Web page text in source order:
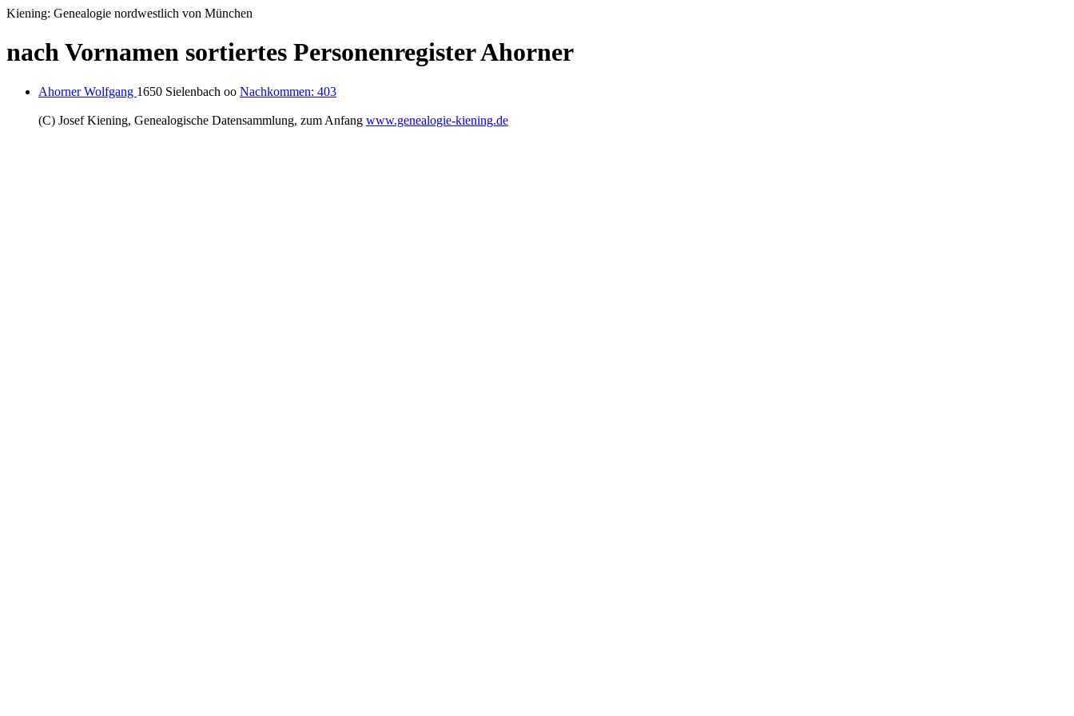
Kiening: Genealogie nordwestlich von München
nach Vornamen sortiertes Personenregister Ahorner
Ahorner Wolfgang 1650 Sielenbach oo Nachkommen: 403
(C) Josef Kiening, Genealogische Datensammlung, zum Anfang www.genealogie-kiening.de